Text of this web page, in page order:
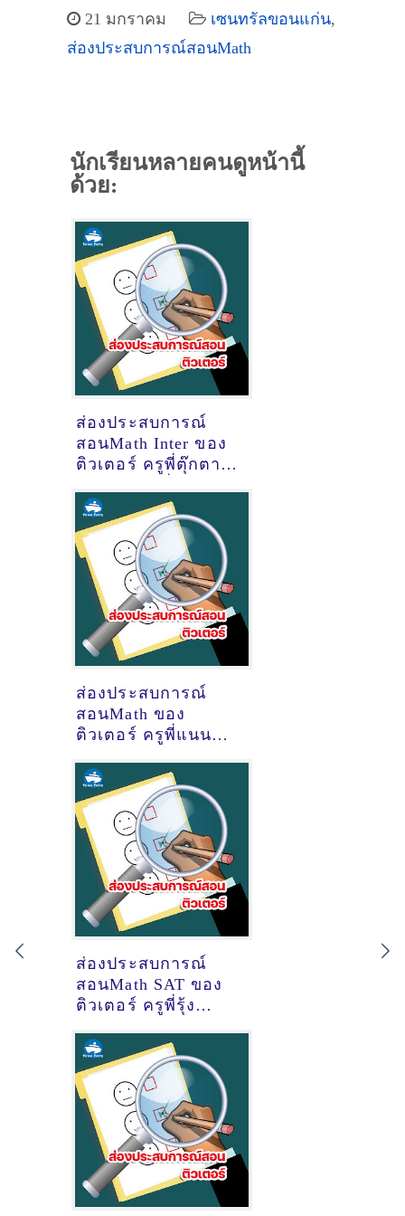
21 มกราคม เซนทรัลขอนแก่น,
ส่องประสบการณ์สอนMath
นักเรียนหลายคนดูหน้านี้
ด้วย:
ส่องประสบการณ์
สอนMath Inter ของ
ติวเตอร์ ครูพี่ตุ๊กตา
@พัทยา จอมเทียน
สาย2
ส่องประสบการณ์
สอนMath ของ
ติวเตอร์ ครูพี่แนน
@Space109
ส่องประสบการณ์
สอนMath SAT ของ
ติวเตอร์ ครูพี่รุ้ง
นทรัลเวสเกต